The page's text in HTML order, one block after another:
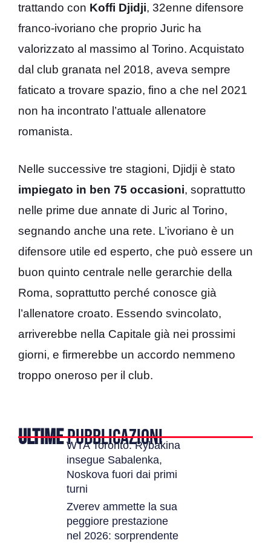
trattando con Koffi Djidji, 32enne difensore
franco-ivoriano che proprio Juric ha
valorizzato al massimo al Torino. Acquistato
dal club granata nel 2018, aveva sempre
faticato a trovare spazio, fino a che nel 2021
non ha incontrato l’attuale allenatore
romanista.
Nelle successive tre stagioni, Djidji è stato
impiegato in ben 75 occasioni, soprattutto
nelle prime due annate di Juric al Torino,
segnando anche una rete. L’ivoriano è un
difensore utile ed esperto, che può essere un
buon quinto centrale nelle gerarchie della
Roma, soprattutto perché conosce già
l’allenatore croato. Essendo svincolato,
arriverebbe nella Capitale già nei prossimi
giorni, e firmerebbe un accordo nemmeno
troppo oneroso per il club.
ULTIMEPUBBLICAZIONI
WTA Toronto: Rybakina
insegue Sabalenka,
Noskova fuori dai primi
turni
Zverev ammette la sua
peggiore prestazione
nel 2026: sorprendente